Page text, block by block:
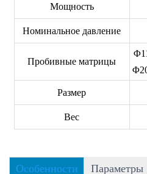
Мощность
Номинальное давление
Пробивные матрицы
Размер
Вес
Особенности Параметры